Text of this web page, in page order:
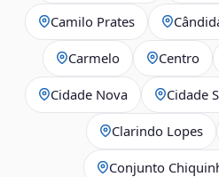
Camilo Prates
Carmelo Centro
Cidade Nova Cidade
Clarindo Lopes
Conjunto